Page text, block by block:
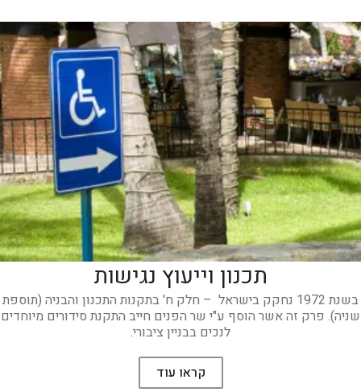
תכנון וייעוץ נגישות
בשנת 1972 נחקק בישראל – חלק ח' בתקנות התכנון והבניה (תוספת
שניה). פרק זה אשר הוסף ע"י שר הפנים חייב התקנת סידורים מיוחדים
לנכים בבניין ציבורי.
קראו עוד